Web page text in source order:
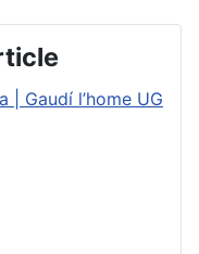
| Gaudí l’home UG